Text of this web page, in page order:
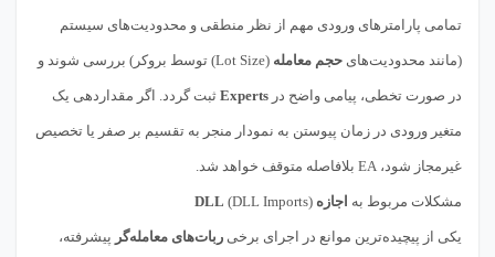
تمامی پارامترهای ورودی مهم از نظر منطقی و محدودیت‌های سیستم
(مانند محدودیت‌های حجم معامله (Lot Size) توسط بروکر) بررسی شوند و
در صورت تخطی، پیامی واضح در Experts ثبت گردد. اگر مقداردهی یک
متغیر ورودی در زمان پیوستن به نمودار منجر به تقسیم بر صفر یا تخصیص
غیرمجاز شود، EA بلافاصله متوقف خواهد شد.
مشکلات مربوط به اجازه DLL (DLL Imports)
یکی از پیچیده‌ترین موانع در اجرای برخی ربات‌های معامله‌گر پیشرفته،